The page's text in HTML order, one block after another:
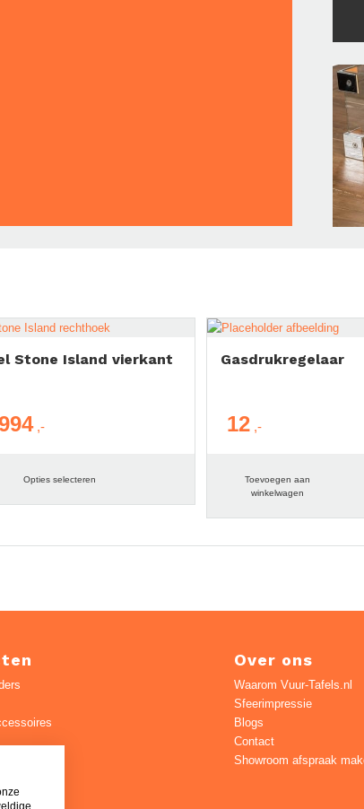
Stone Island vierkant
Prijsklasse:
€ 994
Opties selecteren
Gasdrukregelaar
12
Toevoegen aan
winkelwagen
Over ons
Waarom Vuur-Tafels.nl
Sfeerimpressie
Blogs
Contact
Showroom afspraak